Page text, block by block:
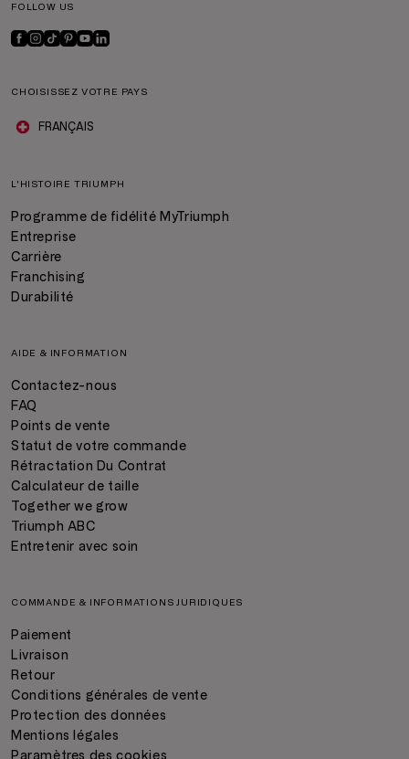
FOLLOW US
CHOISISSEZ VOTRE PAYS
FRANÇAIS
L'HISTOIRE TRIUMPH
Programme de fidélité MyTriumph
Entreprise
Carrière
Franchising
Durabilité
AIDE & INFORMATION
Contactez-nous
FAQ
Points de vente
Statut de votre commande
Rétractation Du Contrat
Calculateur de taille
Together we grow
Triumph ABC
Entretenir avec soin
COMMANDE & INFORMATIONS JURIDIQUES
Paiement
Livraison
Retour
Conditions générales de vente
Protection des données
Mentions légales
Paramètres des cookies